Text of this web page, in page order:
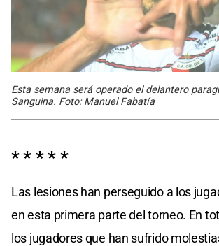
Esta semana será operado el delantero
Sanguina. Foto: Manuel Fabatía
* * * * *
Las lesiones han perseguido a los
en esta primera parte del torneo. En
los jugadores que han sufrido